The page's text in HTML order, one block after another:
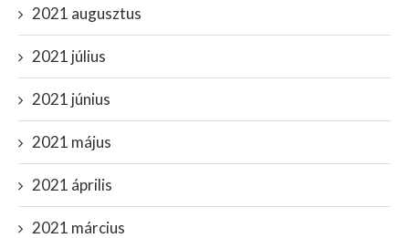
2021 augusztus
2021 július
2021 június
2021 május
2021 április
2021 március